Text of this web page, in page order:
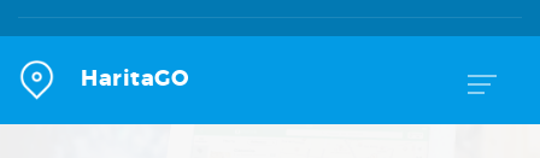
HaritaGO